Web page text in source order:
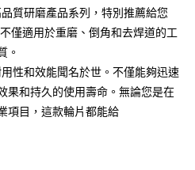
上)免運費
質研磨產品系列，特別推薦給您
僅適用於重磨、倒角和去焊道的工
。
性和效能聞名於世。不僅能夠迅速
果和持久的使用壽命。無論您是在
項目，這款輪片都能給